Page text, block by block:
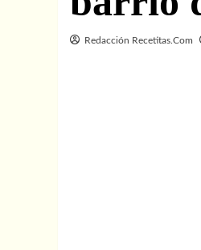
Redacción Recetitas.Com